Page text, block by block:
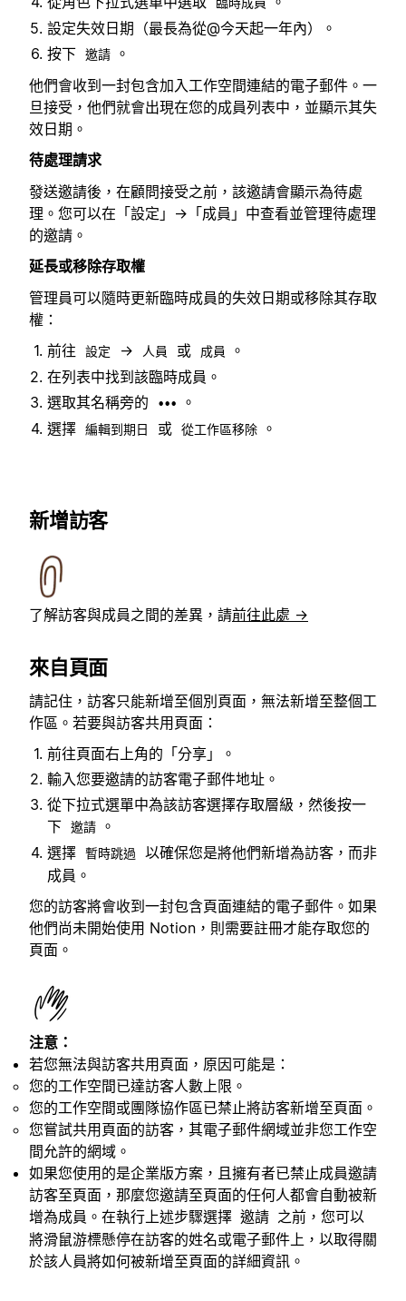
設定失效日期（最長為從@今天起一年內）。
按下 邀請 。
他們會收到一封包含加入工作空間連結的電子郵件。一
旦接受，他們就會出現在您的成員列表中，並顯示其失
效日期。
待處理請求
發送邀請後，在顧問接受之前，該邀請會顯示為待處
理。您可以在「設定」→「成員」中查看並管理待處理
的邀請。
延長或移除存取權
管理員可以隨時更新臨時成員的失效日期或移除其存取
權：
前往
設定 → 人員 或 成員
。
在列表中找到該臨時成員。
選取其名稱旁的
•••
。
選擇 編輯到期日 或 從工作區移除 。
新增訪客
了解訪客與成員之間的差異，請前往此處 →
來自頁面
請記住，訪客只能新增至個別頁面，無法新增至整個工
作區。若要與訪客共用頁面：
前往頁面右上角的「分享」。
輸入您要邀請的訪客電子郵件地址。
從下拉式選單中為該訪客選擇存取層級，然後按一
下 邀請 。
選擇 暫時跳過
以確保您是將他們新增為訪客，而非
成員。
您的訪客將會收到一封包含頁面連結的電子郵件。如果
他們尚未開始使用 Notion，則需要註冊才能存取您的
頁面。
注意：
若您無法與訪客共用頁面，原因可能是：
您的工作空間已達訪客人數上限。
您的工作空間或團隊協作區已禁止將訪客新增至頁面。
您嘗試共用頁面的訪客，其電子郵件網域並非您工作空
間允許的網域。
如果您使用的是企業版方案，且擁有者已禁止成員邀請
訪客至頁面，那麼您邀請至頁面的任何人都會自動被新
增為成員。在執行上述步驟選擇 邀請 之前，您可以
將滑鼠游標懸停在訪客的姓名或電子郵件上，以取得關
於該人員將如何被新增至頁面的詳細資訊。